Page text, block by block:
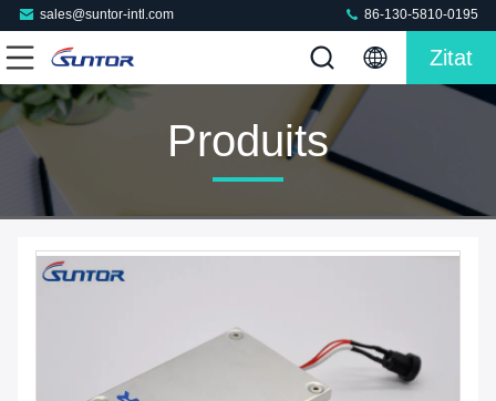
sales@suntor-intl.com 86-130-5810-0195
Zitat
Produits